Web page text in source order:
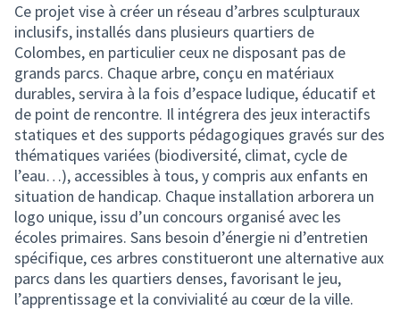
Ce projet vise à créer un réseau d’arbres sculpturaux
inclusifs, installés dans plusieurs quartiers de
Colombes, en particulier ceux ne disposant pas de
grands parcs. Chaque arbre, conçu en matériaux
durables, servira à la fois d’espace ludique, éducatif et
de point de rencontre. Il intégrera des jeux interactifs
statiques et des supports pédagogiques gravés sur des
thématiques variées (biodiversité, climat, cycle de
l’eau…), accessibles à tous, y compris aux enfants en
situation de handicap. Chaque installation arborera un
logo unique, issu d’un concours organisé avec les
écoles primaires. Sans besoin d’énergie ni d’entretien
spécifique, ces arbres constitueront une alternative aux
parcs dans les quartiers denses, favorisant le jeu,
l’apprentissage et la convivialité au cœur de la ville.